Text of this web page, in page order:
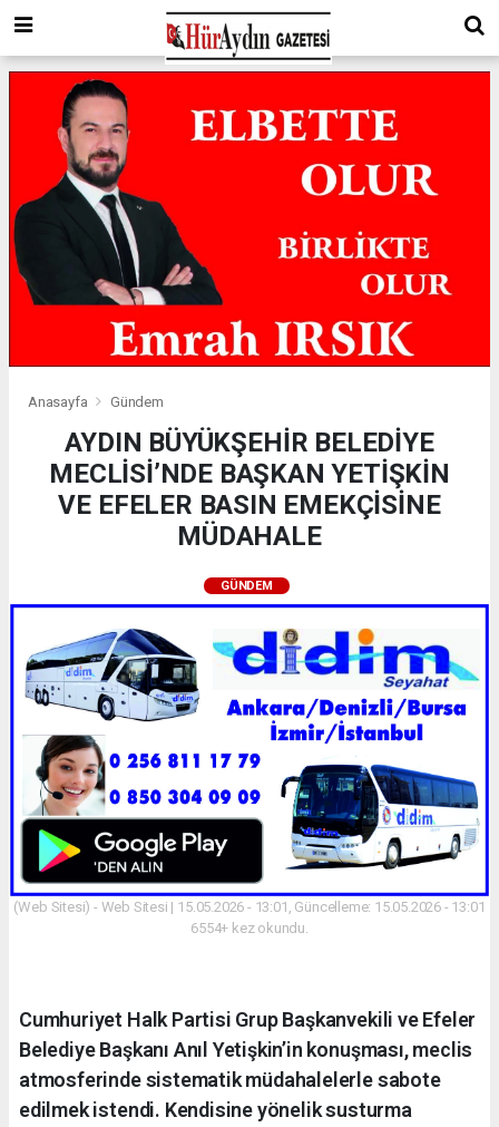
Anasayfa Gündem
AYDIN BÜYÜKŞEHİR BELEDİYE
MECLİSİ’NDE BAŞKAN YETİŞKİN
VE EFELER BASIN EMEKÇİSİNE
MÜDAHALE
GÜNDEM
(Web Sitesi) - Web Sitesi | 15.05.2026 - 13:01, Güncelleme: 15.05.2026 - 13:01
6554+ kez okundu.
Cumhuriyet Halk Partisi Grup Başkanvekili ve Efeler
Belediye Başkanı Anıl Yetişkin’in konuşması, meclis
atmosferinde sistematik müdahalelerle sabote
edilmek istendi. Kendisine yönelik susturma